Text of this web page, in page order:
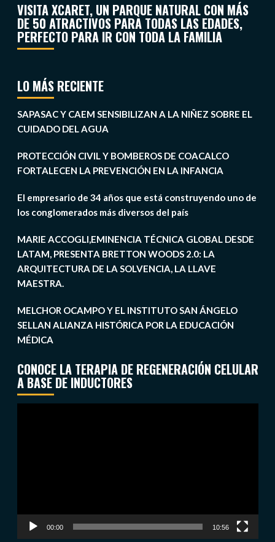
VISITA XCARET, UN PARQUE NATURAL CON MÁS
DE 50 ATRACTIVOS PARA TODAS LAS EDADES,
PERFECTO PARA IR CON TODA LA FAMILIA
LO MÁS RECIENTE
SAPASAC Y CAEM SENSIBILIZAN A LA NIÑEZ SOBRE EL
CUIDADO DEL AGUA
PROTECCIÓN CIVIL Y BOMBEROS DE COACALCO
FORTALECEN LA PREVENCIÓN EN LA INFANCIA
El empresario de 34 años que está construyendo uno de
los conglomerados más diversos del país
MARIE ACCOGLI,EMINENCIA TÉCNICA GLOBAL DESDE
LATAM, PRESENTA BRETTON WOODS 2.0: LA
ARQUITECTURA DE LA SOLVENCIA, LA LLAVE
MAESTRA.
MELCHOR OCAMPO Y EL INSTITUTO SAN ÁNGELO
SELLAN ALIANZA HISTÓRICA POR LA EDUCACIÓN
MÉDICA
CONOCE LA TERAPIA DE REGENERACIÓN CELULAR
A BASE DE INDUCTORES
00:00 10:56